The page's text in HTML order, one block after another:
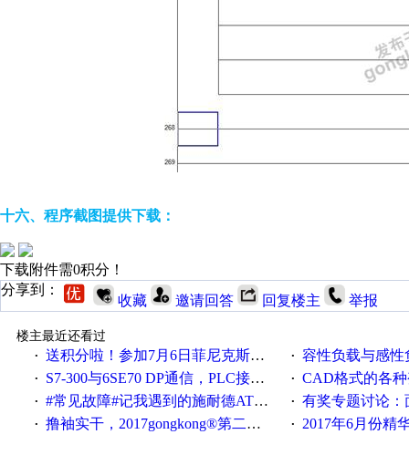
十六、程序截图提供下载：
下载附件需0积分！
分享到：
收藏 邀请回答 回复楼主 举报
楼主最近还看过
· 送积分啦！参加7月6日菲尼克斯在线研讨会即得 · 容性负载与感性负
· S7-300与6SE70 DP通信，PLC接收到数据不稳定 · CAD格式的各
· #常见故障#记我遇到的施耐德ATV12变频器故障 · 有奖专题讨论：面对低压变
· 撸袖实干，2017gongkong®第二届智造工程师节正式起航！ · 2017年6月份精